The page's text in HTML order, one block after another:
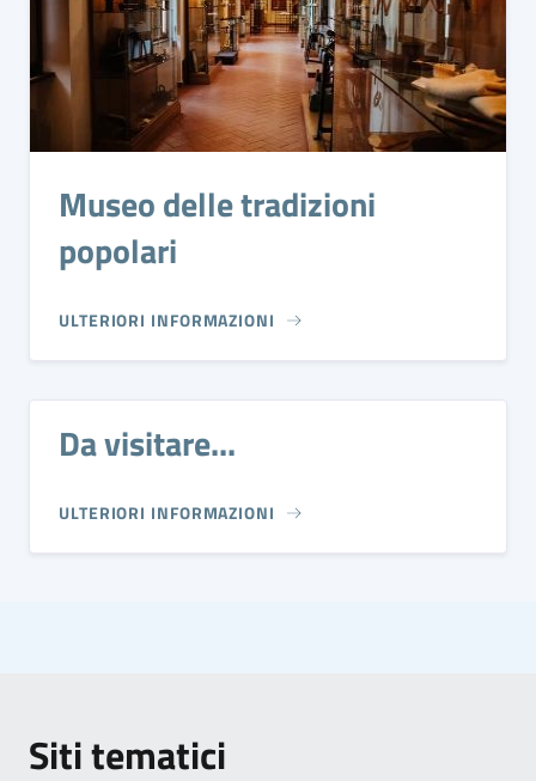
Museo delle tradizioni
popolari
ULTERIORI INFORMAZIONI
Da visitare...
ULTERIORI INFORMAZIONI
Siti tematici